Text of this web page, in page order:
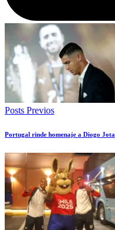
Posts Previos
Portugal rinde homenaje a Diogo Jota